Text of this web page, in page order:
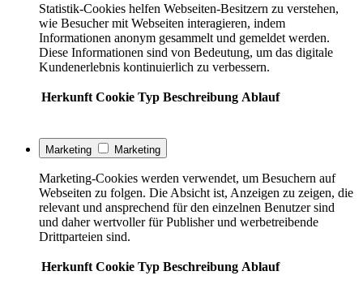
Statistik-Cookies helfen Webseiten-Besitzern zu verstehen,
wie Besucher mit Webseiten interagieren, indem
Informationen anonym gesammelt und gemeldet werden.
Diese Informationen sind von Bedeutung, um das digitale
Kundenerlebnis kontinuierlich zu verbessern.
Herkunft Cookie Typ Beschreibung Ablauf
Marketing Marketing
Marketing-Cookies werden verwendet, um Besuchern auf
Webseiten zu folgen. Die Absicht ist, Anzeigen zu zeigen, die
relevant und ansprechend für den einzelnen Benutzer sind
und daher wertvoller für Publisher und werbetreibende
Drittparteien sind.
Herkunft Cookie Typ Beschreibung Ablauf